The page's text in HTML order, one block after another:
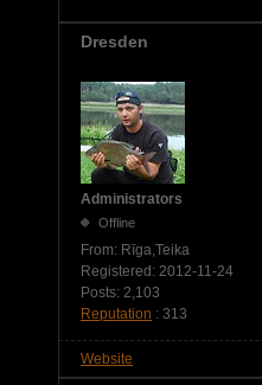
Dresden
Administrators
Offline
From: Rīga,Teika
Registered: 2012-11-24
Posts: 2,103
Reputation : 313
Website